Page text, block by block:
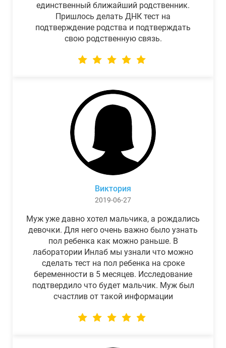
единственный ближайший родственник.
Пришлось делать ДНК тест на
подтверждение родства и подтверждать
свою родственную связь.
Виктория
2019-06-27
Муж уже давно хотел мальчика, а рождались
девочки. Для него очень важно было узнать
пол ребенка как можно раньше. В
лаборатории Инлаб мы узнали что можно
сделать тест на пол ребенка на сроке
беременности в 5 месяцев. Исследование
подтвердило что будет мальчик. Муж был
счастлив от такой информации